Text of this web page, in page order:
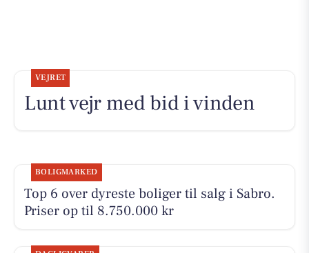
VEJRET
Lunt vejr med bid i vinden
BOLIGMARKED
Top 6 over dyreste boliger til salg i Sabro.
Priser op til 8.750.000 kr